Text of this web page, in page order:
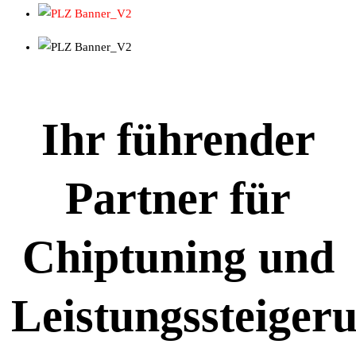
Ihr führender
Partner für
Chiptuning und